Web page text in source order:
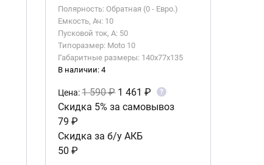
Полярность: Обратная (0 - Евро.)
Емкость, Ач: 10
Пусковой ток, А: 50
Типоразмер: Moto 10
Габаритные размеры: 140x77x135
В наличии: 4
Цена:1 590 ₽ 1 461 ₽ ?
Скидка 5% за самовывоз
79 ₽
Скидка за б/у АКБ
50 ₽